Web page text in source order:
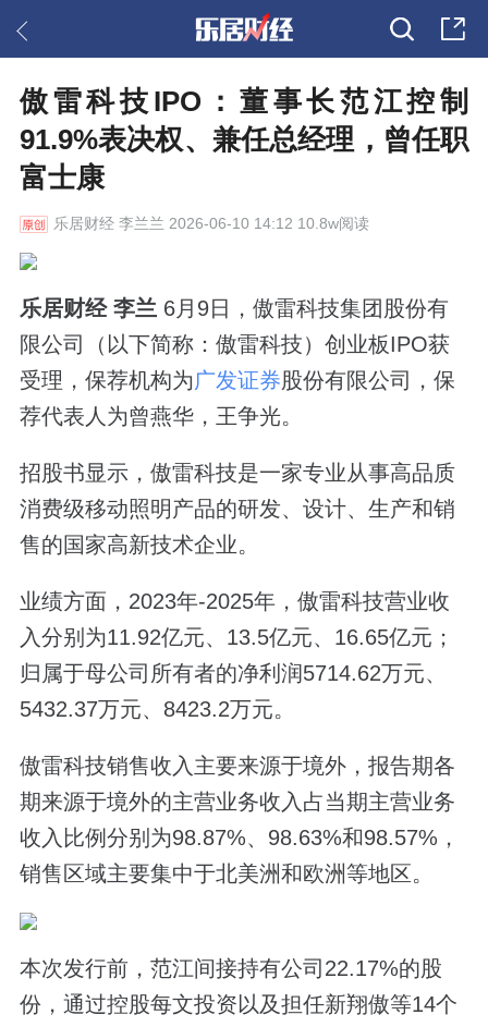
傲雷科技IPO：董事长范江控制
91.9%表决权、兼任总经理，曾任职
富士康
乐居财经李兰兰 2026-06-10 14:12 10.8w阅读
乐居财经 李兰 6月9日，傲雷科技集团股份有
限公司（以下简称：傲雷科技）创业板IPO获
受理，保荐机构为广发证券股份有限公司，保
荐代表人为曾燕华，王争光。
招股书显示，傲雷科技是一家专业从事高品质
消费级移动照明产品的研发、设计、生产和销
售的国家高新技术企业。
业绩方面，2023年-2025年，傲雷科技营业收
入分别为11.92亿元、13.5亿元、16.65亿元；
归属于母公司所有者的净利润5714.62万元、
5432.37万元、8423.2万元。
傲雷科技销售收入主要来源于境外，报告期各
期来源于境外的主营业务收入占当期主营业务
收入比例分别为98.87%、98.63%和98.57%，
销售区域主要集中于北美洲和欧洲等地区。
本次发行前，范江间接持有公司22.17%的股
份，通过控股每文投资以及担任新翔傲等14个